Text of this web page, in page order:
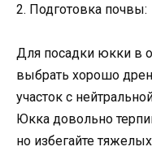
2. Подготовка почвы:
Для посадки юкки в
выбрать хорошо
участок с
Юкка довольно
но избегайте